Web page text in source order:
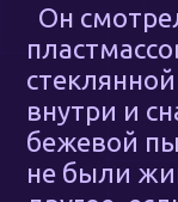
Он
внутри и
бежевой
не были